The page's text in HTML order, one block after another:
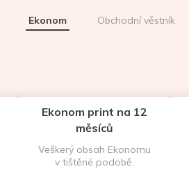
Ekonom Obchodní věstník
Ekonom print na 12
měsíců
Veškerý obsah Ekonomu
v tištěné podobě.